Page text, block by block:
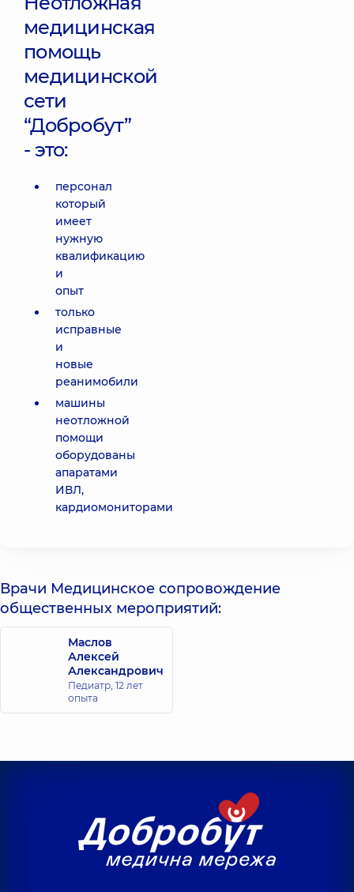
медицинская
помощь
медицинской
сети
“Добробут”
- это:
персонал
который
имеет
нужную
квалификацию
и
опыт
только
исправные
и
новые
реанимобили
машины
неотложной
помощи
оборудованы
апаратами
ИВЛ,
кардиомониторами
Врачи Медицинское сопровождение
общественных мероприятий:
Маслов
Алексей
Александрович
Педиатр, 12 лет
опыта